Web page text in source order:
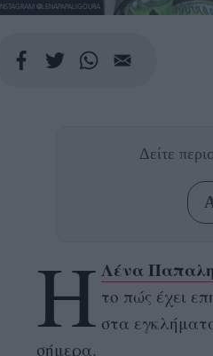
INSTAGRAM @LENAPAPALIGOURA
Δείτε
Η Λένα
το πώς έχει
στα
σήμερα.